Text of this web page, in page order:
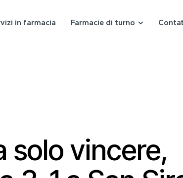
in farmacia Farmacie di turno
solo vincere,